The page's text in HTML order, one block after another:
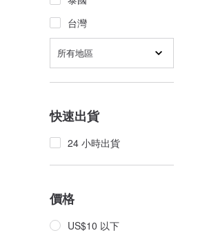
台灣
所有地區
快速出貨
24 小時出貨
價格
US$10 以下